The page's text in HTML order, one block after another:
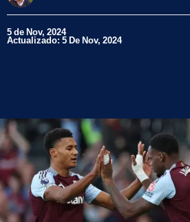
5 de Nov, 2024
Actualizado: 5 De Nov, 2024